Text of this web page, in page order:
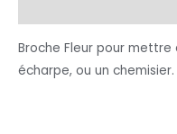
Broche Fleur pour mettre
écharpe, ou un chemisier.